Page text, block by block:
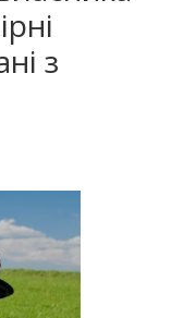
з